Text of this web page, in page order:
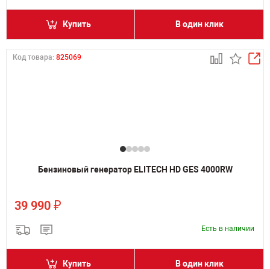
Купить В один клик
Код товара: 825069
Бензиновый генератор ELITECH HD GES 4000RW
39 990 ₽
Есть в наличии
Купить В один клик